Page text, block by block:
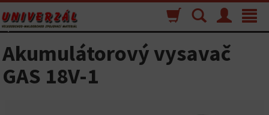
Toggle
Menu
Vyhľadávanie
Nákupný
košík
Akumulátorový vysavač
GAS 18V-1